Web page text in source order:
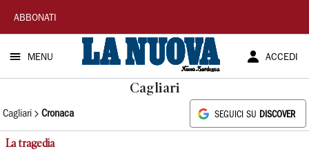
La
Nuova
Sardegna
ABBONATI
MENU ACCEDI
Cagliari
Cagliari Cronaca SEGUICI SU DISCOVER
La tragedia